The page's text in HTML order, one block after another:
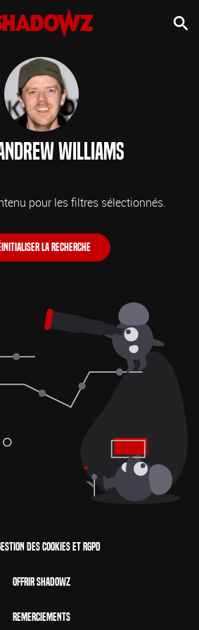
Williams
pour les filtres sélectionnés.
la recherche
des cookies et RGPD
Offrir Shadowz
Remerciements